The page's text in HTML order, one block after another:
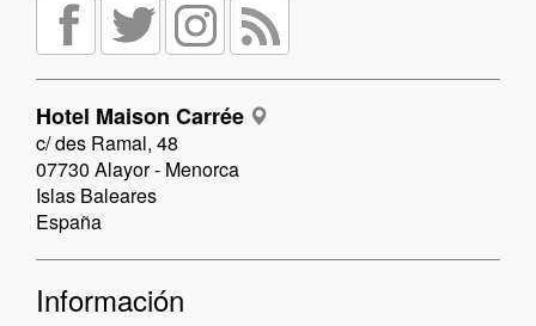
Hotel Maison Carrée
c/ des Ramal, 48
07730 Alayor - Menorca
Islas Baleares
España
Información